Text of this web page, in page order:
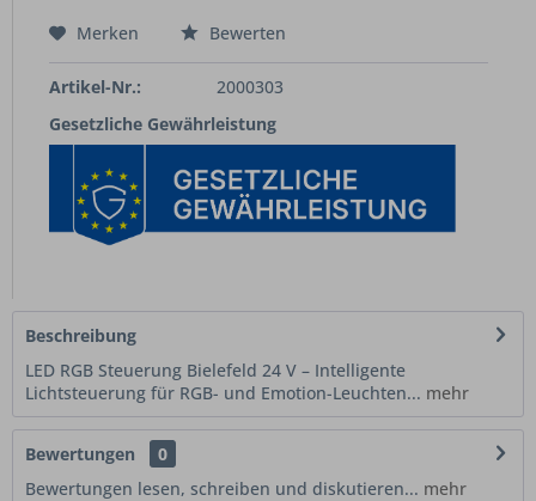
Merken Bewerten
Artikel-Nr.:
2000303
Gesetzliche Gewährleistung
Beschreibung
LED RGB Steuerung Bielefeld 24 V – Intelligente
Lichtsteuerung für RGB- und Emotion-Leuchten... mehr
Bewertungen
0
Bewertungen lesen, schreiben und diskutieren... mehr